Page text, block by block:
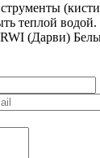
теплой
(Дарви)